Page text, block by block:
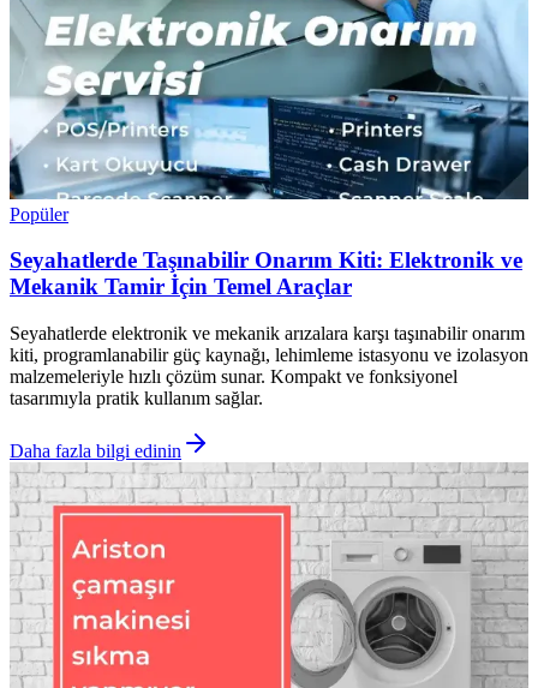
Popüler
Seyahatlerde Taşınabilir Onarım Kiti: Elektronik ve
Mekanik Tamir İçin Temel Araçlar
Seyahatlerde elektronik ve mekanik arızalara karşı taşınabilir onarım
kiti, programlanabilir güç kaynağı, lehimleme istasyonu ve izolasyon
malzemeleriyle hızlı çözüm sunar. Kompakt ve fonksiyonel
tasarımıyla pratik kullanım sağlar.
Daha fazla bilgi edinin